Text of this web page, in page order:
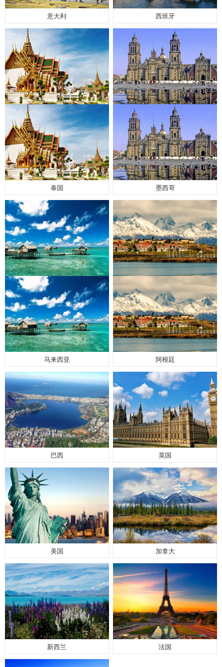
意大利 西班牙
泰国 墨西哥
马来西亚 阿根廷
巴西 英国
美国 加拿大
新西兰 法国